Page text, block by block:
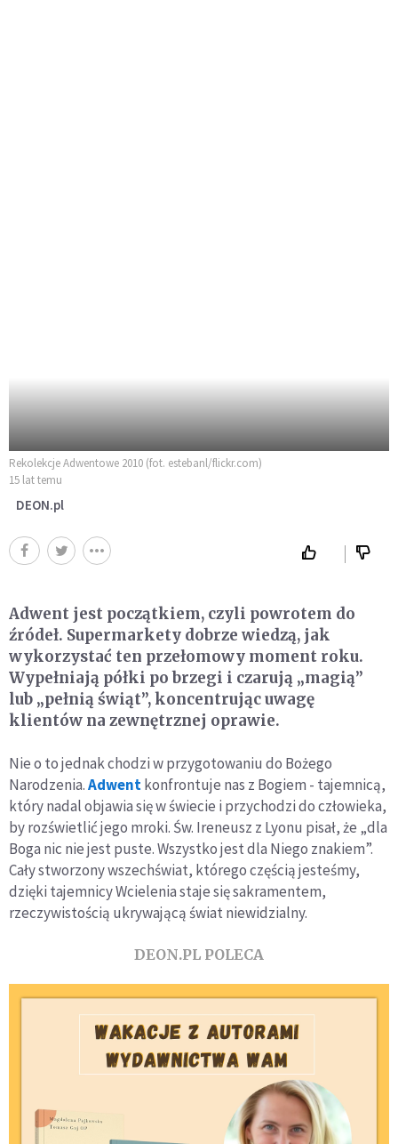
Rekolekcje Adwentowe 2010 (fot. estebanl/flickr.com)
15 lat temu
DEON.pl
Adwent jest początkiem, czyli powrotem do
źródeł. Supermarkety dobrze wiedzą, jak
wykorzystać ten przełomowy moment roku.
Wypełniają półki po brzegi i czarują „magią”
lub „pełnią świąt”, koncentrując uwagę
klientów na zewnętrznej oprawie.
Nie o to jednak chodzi w przygotowaniu do Bożego
Narodzenia.Adwentkonfrontuje nas z Bogiem - tajemnicą,
który nadal objawia się w świecie i przychodzi do człowieka,
by rozświetlić jego mroki. Św. Ireneusz z Lyonu pisał, że „dla
Boga nic nie jest puste. Wszystko jest dla Niego znakiem”.
Cały stworzony wszechświat, którego częścią jesteśmy,
dzięki tajemnicy Wcielenia staje się sakramentem,
rzeczywistością ukrywającą świat niewidzialny.
DEON.PL POLECA